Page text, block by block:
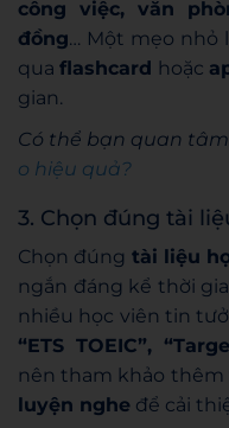
công việc, văn
đồng… Một mẹo nhỏ
quaflashcard hoặc
gian.
Có thể bạn quan
o hiệu quả?
3. Chọn đúng tài
Chọn đúng tài liệu
ngắn đáng kể thời
nhiều học viên tin
“ETS TOEIC”,
nên tham khảo thêm
luyện nghe để cải